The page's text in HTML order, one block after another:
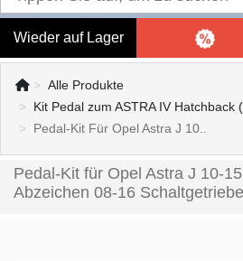
Wieder auf Lager
Alle Produkte
Kit Pedal zum ASTRA IV Hatchback
Pedal-Kit Für Opel Astra J 10..
Pedal-Kit für Opel Astra J 10-
Abzeichen 08-16 Schaltgetriebe